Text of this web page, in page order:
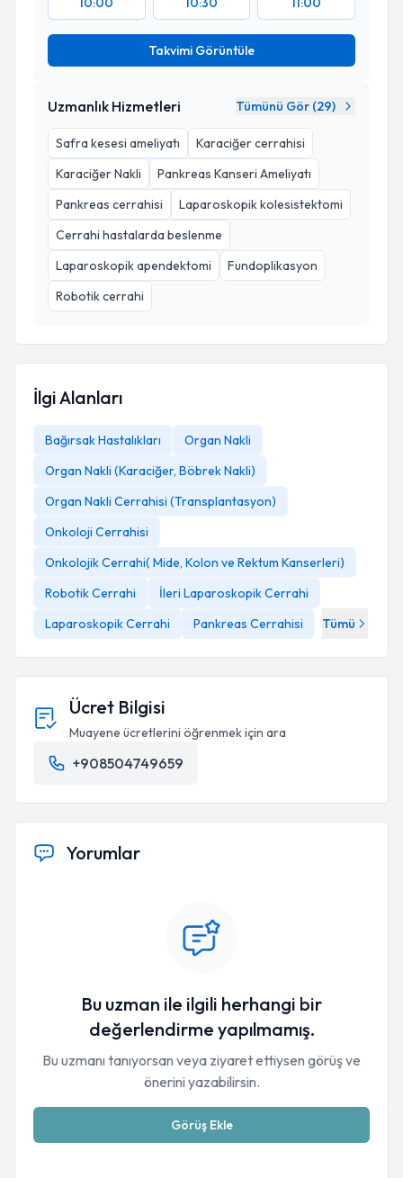
Takvimi Görüntüle
Uzmanlık Hizmetleri Tümünü Gör (29)
Safra kesesi ameliyatı
Karaciğer cerrahisi
Karaciğer Nakli
Pankreas Kanseri Ameliyatı
Pankreas cerrahisi
Laparoskopik kolesistektomi
Cerrahi hastalarda beslenme
Laparoskopik apendektomi
Fundoplikasyon
Robotik cerrahi
İlgi Alanları
Bağırsak Hastalıkları
Organ Nakli
Organ Nakli (Karaciğer, Böbrek Nakli)
Organ Nakli Cerrahisi (Transplantasyon)
Onkoloji Cerrahisi
Onkolojik Cerrahi( Mide, Kolon ve Rektum Kanserleri)
Robotik Cerrahi
İleri Laparoskopik Cerrahi
Laparoskopik Cerrahi
Pankreas Cerrahisi Tümü
Ücret Bilgisi
Muayene ücretlerini öğrenmek için ara
+908504749659
Yorumlar
Bu uzman ile ilgili herhangi bir
değerlendirme yapılmamış.
Bu uzmanı tanıyorsan veya ziyaret ettiysen görüş ve
önerini yazabilirsin.
Görüş Ekle